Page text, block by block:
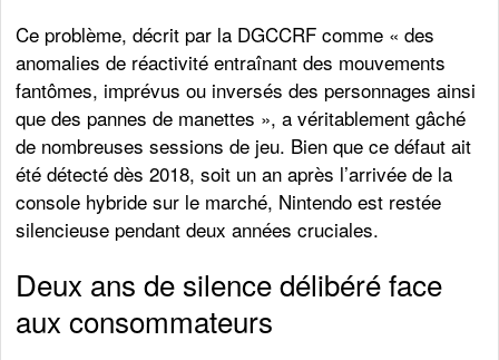
Ce problème, décrit par la DGCCRF comme « des
anomalies de réactivité entraînant des mouvements
fantômes, imprévus ou inversés des personnages ainsi
que des pannes de manettes », a véritablement gâché
de nombreuses sessions de jeu. Bien que ce défaut ait
été détecté dès 2018, soit un an après l’arrivée de la
console hybride sur le marché, Nintendo est restée
silencieuse pendant deux années cruciales.
Deux ans de silence délibéré face
aux consommateurs